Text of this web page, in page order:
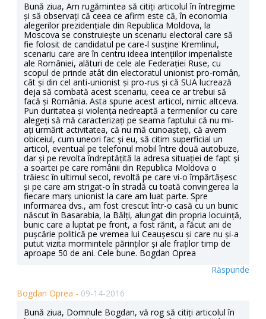
Bună ziua, Am rugămintea să citiți articolul în întregime
și să observați că ceea ce afirm este că, în economia
alegerilor prezidențiale din Republica Moldova, la
Moscova se construiește un scenariu electoral care să
fie folosit de candidatul pe care-l susține Kremlinul,
scenariu care are în centru ideea intențiilor imperialiste
ale României, alături de cele ale Federației Ruse, cu
scopul de prinde atât din electoratul unionist pro-român,
cât și din cel anti-unionist și pro-rus și că SUA lucrează
deja să combată acest scenariu, ceea ce ar trebui să
facă și România. Asta spune acest articol, nimic altceva.
Pun duritatea și violența nedreaptă a termenilor cu care
alegeți să mă caracterizați pe seama faptului că nu mi-
ați urmărit activitatea, că nu mă cunoașteți, că avem
obiceiul, cum uneori fac și eu, să citim superficial un
articol, eventual pe telefonul mobil între două autobuze,
dar și pe revolta îndreptățită la adresa situației de fapt și
a soartei pe care românii din Republica Moldova o
trăiesc în ultimul secol, revoltă pe care vi-o împărtășesc
și pe care am strigat-o în stradă cu toată convingerea la
fiecare marș unionist la care am luat parte. Spre
informarea dvs., am fost crescut într-o casă cu un bunic
născut în Basarabia, la Bălți, alungat din propria locuință,
bunic care a luptat pe front, a fost rănit, a făcut ani de
pușcărie politică pe vremea lui Ceaușescu și care nu și-a
putut vizita mormintele părinților și ale fraților timp de
aproape 50 de ani. Cele bune. Bogdan Oprea
Răspunde
Bogdan Oprea - 09-14-2016
Bună ziua, Domnule Bogdan, vă rog să citiți articolul în